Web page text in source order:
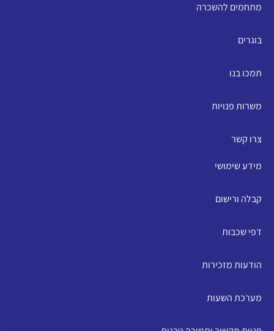
מתחמים להשכרה
בוגרים
תמכו בנו
משרות פנויות
צרו קשר
מידע שימושי
קבלה ורישום
דפי שכבות
הודעות מזכירות
מערכת השעות